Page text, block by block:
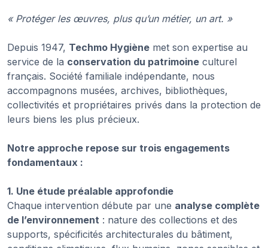
« Protéger les œuvres, plus qu’un métier, un art. »
Depuis 1947, Techmo Hygiène met son expertise au
service de la conservation du patrimoine culturel
français. Société familiale indépendante, nous
accompagnons musées, archives, bibliothèques,
collectivités et propriétaires privés dans la protection de
leurs biens les plus précieux.
Notre approche repose sur trois engagements
fondamentaux :
1. Une étude préalable approfondie
Chaque intervention débute par une analyse complète
de l’environnement : nature des collections et des
supports, spécificités architecturales du bâtiment,